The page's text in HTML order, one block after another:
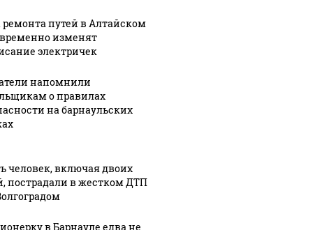
в
Глава
Алтайкрайизбиркома:
около 10%
проголосовать
электронно
ремонта путей в Алтайском
изменят
электричек
напомнили
о правилах
на барнаульских
человек, включая двоих
пострадали в жестком ДТП
в Барнауле едва не